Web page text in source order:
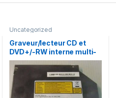
Uncategorized
Graveur/lecteur CD et
DVD+/-RW interne multi-
recorder portable AD-
7530A